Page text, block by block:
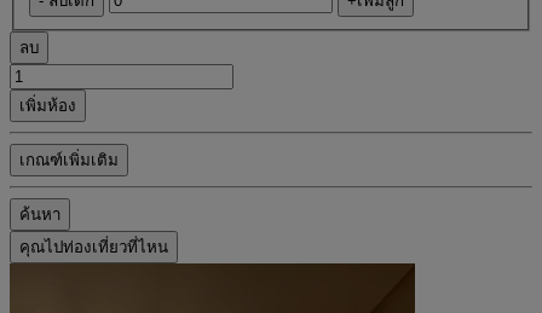
ลบ
เพิ่มห้อง
เกณฑ์เพิ่มเติม
ค้นหา
คุณไปท่องเที่ยวที่ไหน